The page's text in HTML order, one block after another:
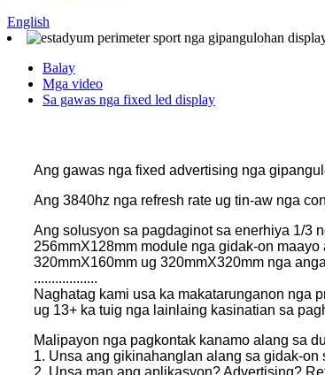
English
Balay
Mga video
Sa gawas nga fixed led display
Ang gawas nga fixed advertising nga
Ang 3840hz nga refresh rate ug tin-aw nga
Ang solusyon sa pagdaginot sa enerhiya 1/3
256mmX128mm module nga gidak-on
320mmX160mm ug 320mmX320mm nga
..................
Naghatag kami usa ka makatarunganon nga
ug 13+ ka tuig nga lainlaing kasinatian sa
Malipayon nga pagkontak kanamo alang sa
1. Unsa ang gikinahanglan alang sa gidak-
2. Unsa man ang aplikasyon? Advertising?